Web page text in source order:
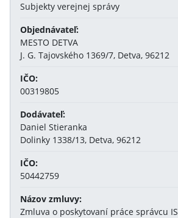
Subjekty verejnej správy
Objednávateľ:
MESTO DETVA
J. G. Tajovského 1369/7, Detva, 96212
IČO:
00319805
Dodávateľ:
Daniel Stieranka
Dolinky 1338/13, Detva, 96212
IČO:
50442759
Názov zmluvy:
Zmluva o poskytovaní práce správcu IS